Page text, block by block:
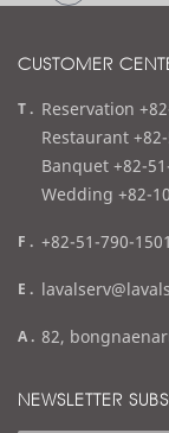
CUSTOMER
t
e
l
Reservation
Restaurant
Banquet +82-
Wedding +82-
f
x
+82-51-790-1501
e
a
l
a
d
82,
NEWSLETTER